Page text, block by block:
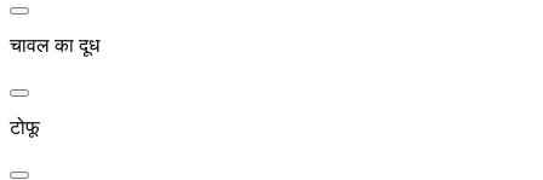
चावल का दूध
टोफू